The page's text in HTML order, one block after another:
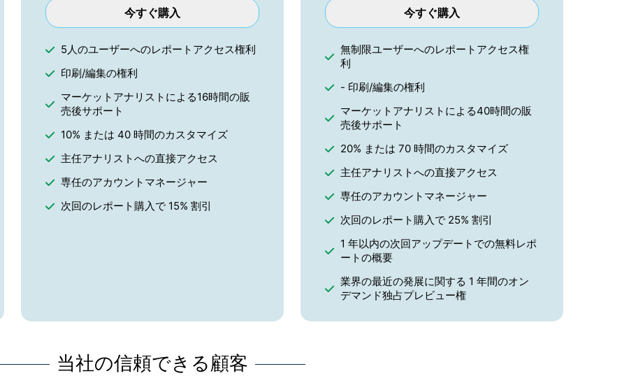
今すぐ購入
5人のユーザーへのレポートアクセス権利
印刷/編集の権利
マーケットアナリストによる16時間の販
売後サポート
10% または 40 時間のカスタマイズ
主任アナリストへの直接アクセス
専任のアカウントマネージャー
次回のレポート購入で 15% 割引
今すぐ購入
無制限ユーザーへのレポートアクセス権
利
- 印刷/編集の権利
マーケットアナリストによる40時間の販
売後サポート
20% または 70 時間のカスタマイズ
主任アナリストへの直接アクセス
専任のアカウントマネージャー
次回のレポート購入で 25% 割引
1 年以内の次回アップデートでの無料レポ
ートの概要
業界の最近の発展に関する 1 年間のオン
デマンド独占プレビュー権
当社の信頼できる顧客